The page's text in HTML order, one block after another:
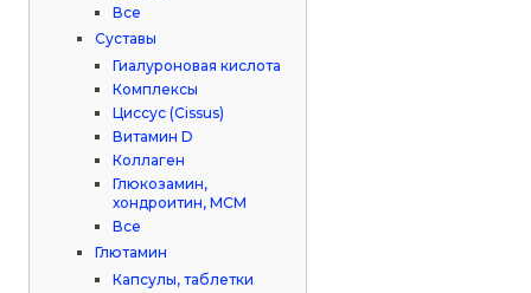
Все
Суставы
Гиалуроновая кислота
Комплексы
Циссус (Cissus)
Витамин D
Коллаген
Глюкозамин,
хондроитин, МСМ
Все
Глютамин
Капсулы, таблетки